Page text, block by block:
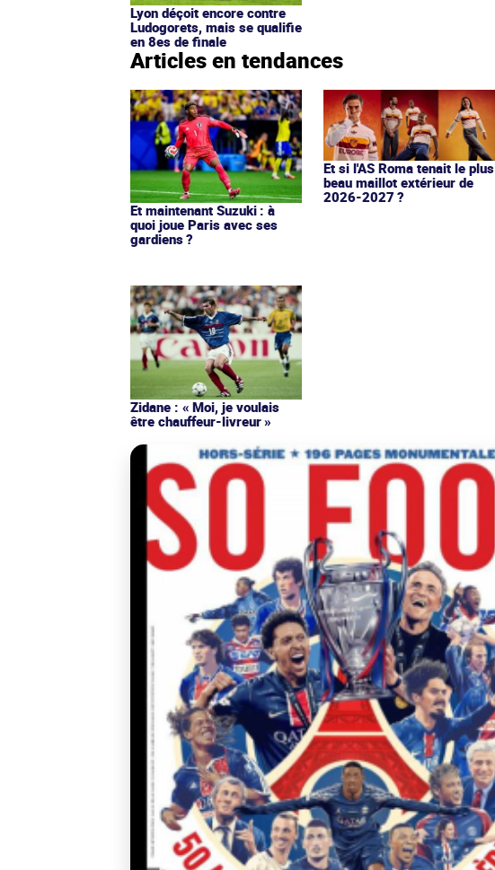
Lyon déçoit encore contre
Ludogorets, mais se qualifie
en 8es de finale
Articles en tendances
Et maintenant Suzuki : à
quoi joue Paris avec ses
gardiens ?
Et si l'AS Roma tenait le plus
beau maillot extérieur de
2026-2027 ?
Zidane : « Moi, je voulais
être chauffeur-livreur »